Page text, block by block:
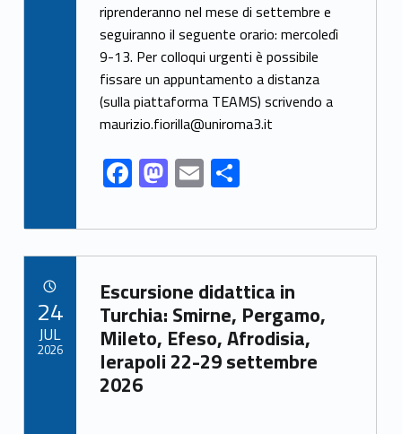
e
b
o
o
k
to
d
o
n
ai
l
ar
e
riprenderanno nel mese di settembre e
seguiranno il seguente orario: mercoledì
9-13. Per colloqui urgenti è possibile
fissare un appuntamento a distanza
(sulla piattaforma TEAMS) scrivendo a
maurizio.fiorilla@uniroma3.it
F
ac
e
b
o
o
k
M
as
to
d
o
n
E
m
ai
l
S
ar
e
Link identifier archive #link-archive-42447
Escursione didattica in
Turchia: Smirne, Pergamo,
Mileto, Efeso, Afrodisia,
Ierapoli 22-29 settembre
2026
24
JUL
2026